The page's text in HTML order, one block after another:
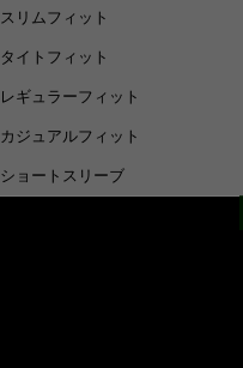
スリムフィット
タイトフィット
レギュラーフィット
カジュアルフィット
ショートスリーブ